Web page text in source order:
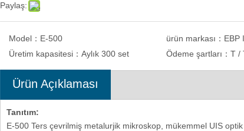
Manuel Evrensel Sertlik Test Cihazı
Kombine Rockwell Brinell Vickers Sertlik
Ölçekleri
Vickers Sertlik
Paylaş:
Model： E-500 ürün markası： EBP
Üretim kapasitesi： Aylık 300 set Ödeme şartları：T /
Ürün Açıklaması
Tanıtım:
E-500 Ters çevrilmiş metalurjik mikroskop, mükemmel UIS